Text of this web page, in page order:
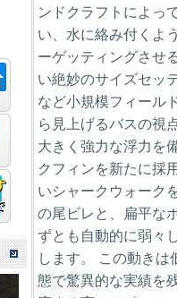
ンドクラフトによっ
い、水に絡み付くよ
ーゲッティングさせ
い絶妙のサイズセッ
など小規模フィール
ら見上げるバスの視
大きく強力な浮力を
クフィンを新たに採
いシャークウォーク
の尾ビレと、扁平な
ずとも自動的に弱々
します。 この動き
態で驚異的な実績を